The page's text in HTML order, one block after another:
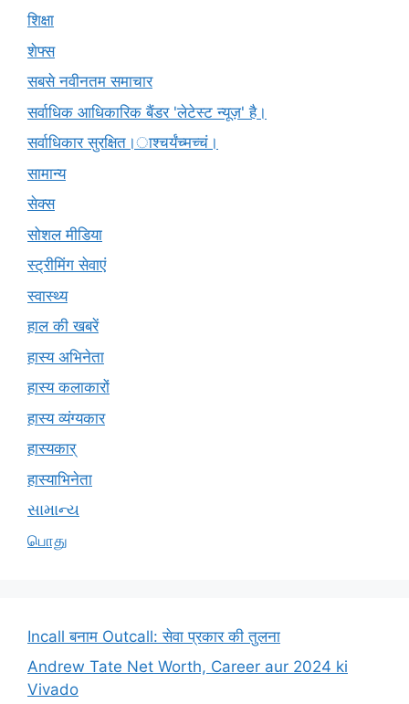
शिक्षा
शेफ्स
सबसे नवीनतम समाचार
सर्वाधिक आधिकारिक बैंडर 'लेटेस्ट न्यूज़' है।
सर्वाधिकार सुरक्षित।ाश्चर्यंच्मच्चं।
सामान्य
सेक्स
सोशल मीडिया
स्ट्रीमिंग सेवाएं
स्वास्थ्य
हाल की खबरें
हास्य अभिनेता
हास्य कलाकारों
हास्य व्यंग्यकार
हास्यकार्
हास्याभिनेता
સામાન્ય
பொது
Incall बनाम Outcall: सेवा प्रकार की तुलना
Andrew Tate Net Worth, Career aur 2024 ki
Vivado